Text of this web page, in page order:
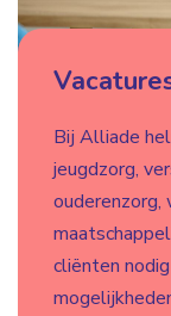
Bij Alliade
jeugdzorg,
ouderenzorg,
cliënten